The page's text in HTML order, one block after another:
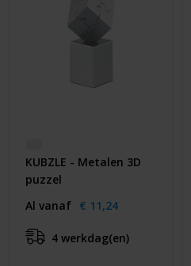
KUBZLE - Metalen 3D
puzzel
Al vanaf € 11,24
4 werkdag(en)